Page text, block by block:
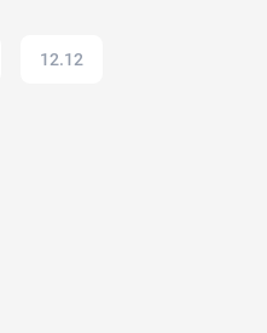
12.12